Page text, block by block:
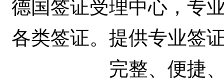
德国签证受理中心，专
各类签证。提供专业签
完整、便捷